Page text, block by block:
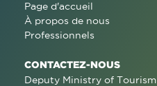
Page d'accueil
À propos de nous
Professionnels
CONTACTEZ-NOUS
Deputy Ministry of Tourism